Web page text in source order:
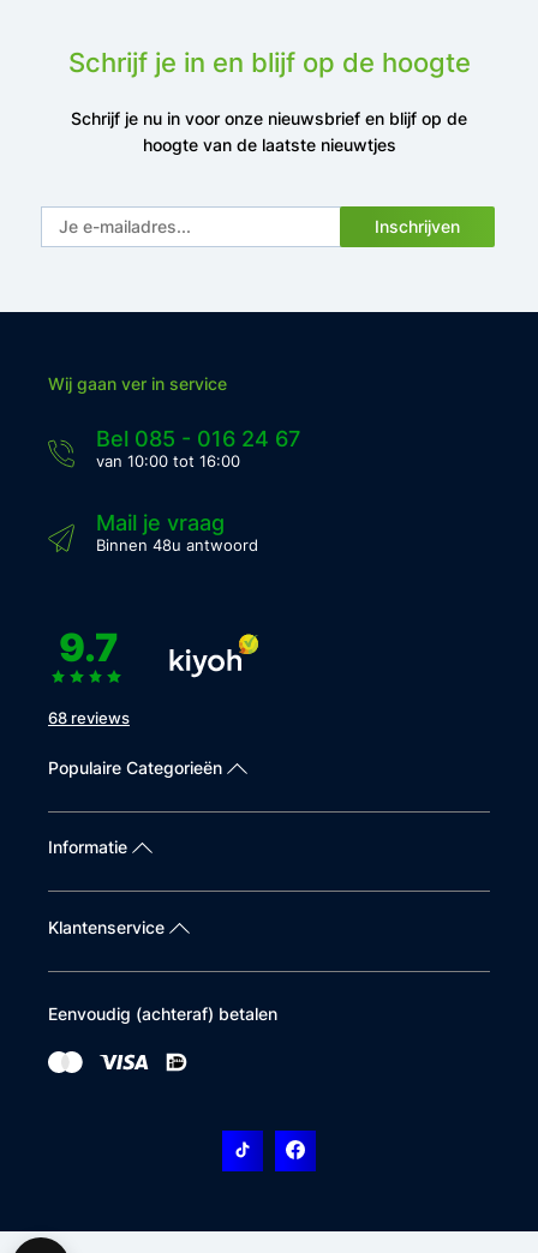
Schrijf je in en blijf op de hoogte
Schrijf je nu in voor onze nieuwsbrief en blijf op de
hoogte van de laatste nieuwtjes
Inschrijven
Wij gaan ver in service
Bel 085 - 016 24 67
van 10:00 tot 16:00
Mail je vraag
Binnen 48u antwoord
9.7
68 reviews
Populaire Categorieën
Informatie
Klantenservice
Eenvoudig (achteraf) betalen